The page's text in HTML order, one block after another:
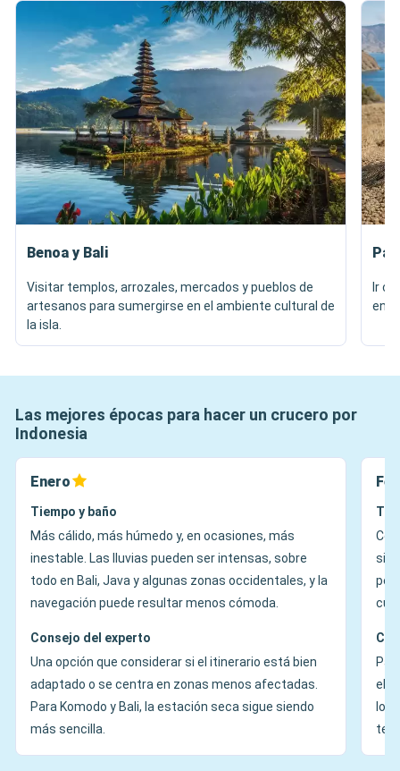
Benoa y Bali
Visitar templos, arrozales, mercados y pueblos de
artesanos para sumergirse en el ambiente cultural de
la isla.
Ir
Las mejores épocas para hacer un crucero por
Indonesia
Enero
Tiempo y baño
Más cálido, más húmedo y, en ocasiones, más
inestable. Las lluvias pueden ser intensas, sobre
todo en Bali, Java y algunas zonas occidentales, y la
navegación puede resultar menos cómoda.
Consejo del experto
Una opción que considerar si el itinerario está bien
adaptado o se centra en zonas menos afectadas.
Para Komodo y Bali, la estación seca sigue siendo
más sencilla.
los